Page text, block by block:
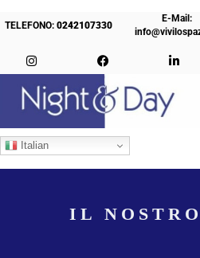
TELEFONO:0242107330
E-Mail:
Italian
IL